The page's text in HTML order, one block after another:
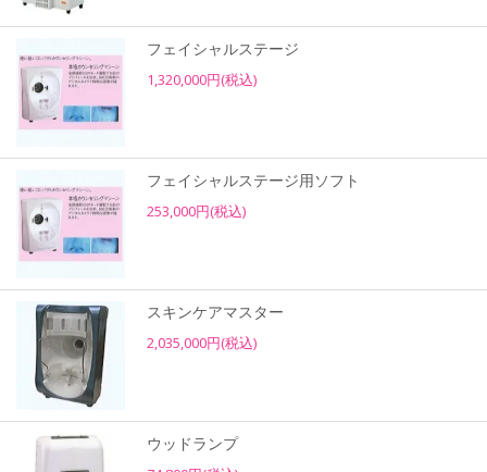
フェイシャルステージ
1,320,000円(税込)
フェイシャルステージ用ソフト
253,000円(税込)
スキンケアマスター
2,035,000円(税込)
ウッドランプ